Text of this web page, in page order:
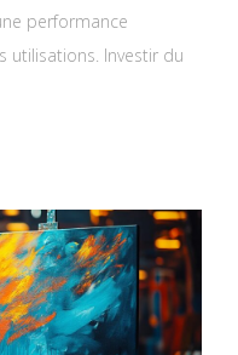
performance
utilisations. Investir du